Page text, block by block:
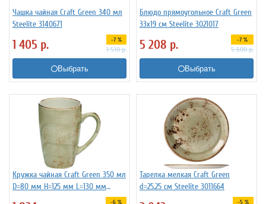
Чашка чайная Craft Green 340 мл
Steelite 3140671
1 405 р. -7 %
1 510р.
Выбрать
Блюдо прямоугольное Craft Green
33x19 см Steelite 3021017
5 208 р. -7 %
5 600р.
Выбрать
Кружка чайная Craft Green 350 мл
D=80 мм H=125 мм L=130 мм
-6 %
Тарелка мелкая Craft Green
d=25.25 см Steelite 3011664
-5 %